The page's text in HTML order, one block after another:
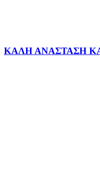
ΚΑΛΗ ΑΝΑΣΤΑΣΗ